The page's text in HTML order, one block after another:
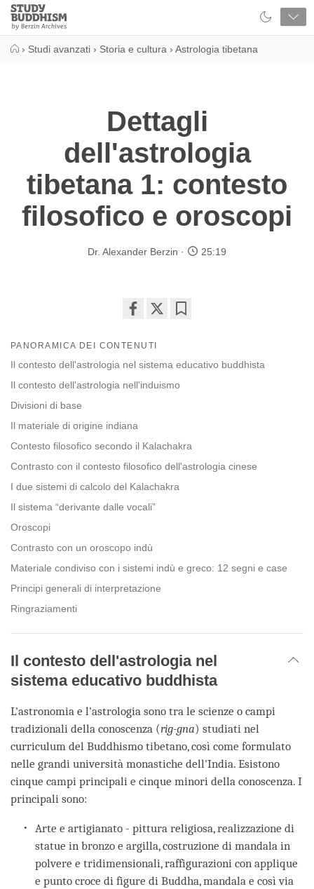
Close
Study
Buddhism
› Studi avanzati › Storia e cultura › Astrologia tibetana
Dettagli
dell'astrologia
tibetana 1: contesto
filosofico e oroscopi
Dr. Alexander Berzin 25:19
on
facebook
PANORAMICA DEI CONTENUTI
Il contesto dell'astrologia nel sistema educativo buddhista
Il contesto dell'astrologia nell'induismo
Divisioni di base
Il materiale di origine indiana
Contesto filosofico secondo il Kalachakra
Contrasto con il contesto filosofico dell'astrologia cinese
I due sistemi di calcolo del Kalachakra
Il sistema “derivante dalle vocali”
Oroscopi
Contrasto con un oroscopo indù
Materiale condiviso con i sistemi indù e greco: 12 segni e case
Principi generali di interpretazione
Ringraziamenti
Il contesto dell'astrologia nel
sistema educativo buddhista
L'astronomia e l'astrologia sono tra le scienze o campi
tradizionali della conoscenza (rig-gna) studiati nel
curriculum del Buddhismo tibetano, così come formulato
nelle grandi università monastiche dell'India. Esistono
cinque campi principali e cinque minori della conoscenza. I
principali sono:
Arte e artigianato - pittura religiosa, realizzazione di
statue in bronzo e argilla, costruzione di mandala in
polvere e tridimensionali, raffigurazioni con applique
e punto croce di figure di Buddha, mandala e così via